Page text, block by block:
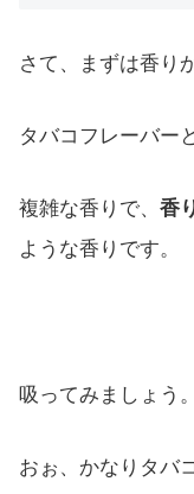
さて、まずは香り
タバコフレーバー
複雑な香りで、 香
ような香りです。
吸ってみましょう。
おぉ、かなりタバ